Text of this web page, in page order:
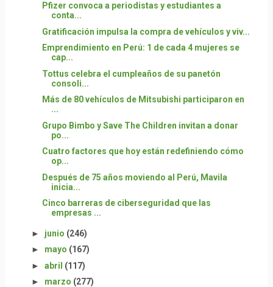
Pfizer convoca a periodistas y estudiantes a
conta...
Gratificación impulsa la compra de vehículos y viv...
Emprendimiento en Perú: 1 de cada 4 mujeres se
cap...
Tottus celebra el cumpleaños de su panetón
consoli...
Más de 80 vehículos de Mitsubishi participaron en
...
Grupo Bimbo y Save The Children invitan a donar
po...
Cuatro factores que hoy están redefiniendo cómo
op...
Después de 75 años moviendo al Perú, Mavila
inicia...
Cinco barreras de ciberseguridad que las
empresas ...
► junio (246)
► mayo (167)
► abril (117)
► marzo (277)